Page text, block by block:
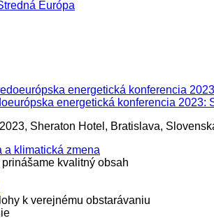
Európa
energetická konferencia
Sheraton Hotel, Bratislava,
a klimatická zmena
kvalitný obsah
k verejnému obstarávaniu